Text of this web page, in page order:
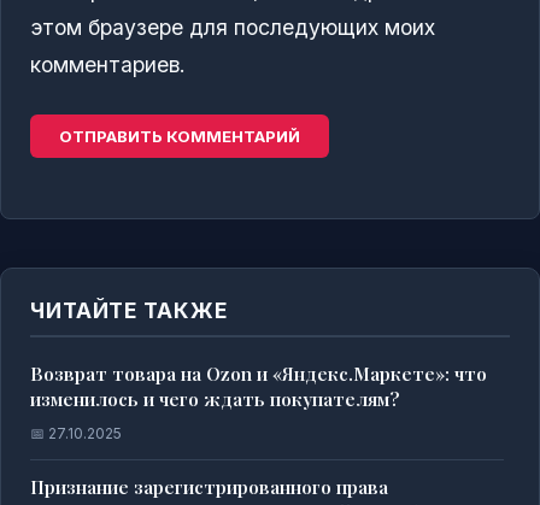
этом браузере для последующих моих
комментариев.
ЧИТАЙТЕ ТАКЖЕ
Возврат товара на Ozon и «Яндекс.Маркете»: что
изменилось и чего ждать покупателям?
📅 27.10.2025
Признание зарегистрированного права